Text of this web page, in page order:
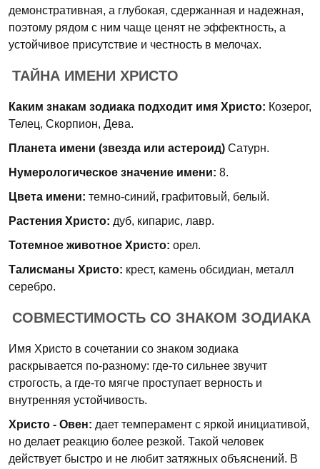
демонстративная, а глубокая, сдержанная и надежная,
поэтому рядом с ним чаще ценят не эффектность, а
устойчивое присутствие и честность в мелочах.
ТАЙНА ИМЕНИ ХРИСТО
Каким знакам зодиака подходит имя Христо: Козерог,
Телец, Скорпион, Дева.
Планета имени (звезда или астероид) Сатурн.
Нумерологическое значение имени: 8.
Цвета имени: темно-синий, графитовый, белый.
Растения Христо: дуб, кипарис, лавр.
Тотемное животное Христо: орел.
Талисманы Христо: крест, камень обсидиан, металл
серебро.
СОВМЕСТИМОСТЬ СО ЗНАКОМ ЗОДИАКА
Имя Христо в сочетании со знаком зодиака
раскрывается по-разному: где-то сильнее звучит
строгость, а где-то мягче проступает верность и
внутренняя устойчивость.
Христо - Овен: дает темперамент с яркой инициативой,
но делает реакцию более резкой. Такой человек
действует быстро и не любит затяжных объяснений. В